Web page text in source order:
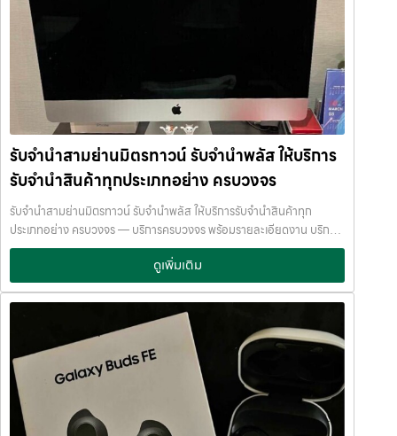
Pixel ได้ค่ะ ปัจจัยที่ทำให้โทรศัพท์รับจำนำได้ราคาดี ก่อนนำมือถือมารับ
จำนำ ควรเช็กสิ่งเหล่านี้ค่ะ รุ่นใหม่หรือรุ่นเรือธง สภาพเครื่องดี หน้าจอไม่
แตก แบตไม่เสื่อมหนัก อุปกรณ์ครบ (กล่อง สาย ชาร์จ) ไม่ติดล็อก iCloud
/ Google Account ยิ่งสภาพดี ราคาจำนำก็ยิ่งสูงค่ะ รับจำนำโทรศัพท์ที่
JumnumPlus ดีอย่างไร ที่ JumnumPlus เราให้บริการ รับจำนำโทรศัพท์
ทุกแบรนด์ ทุกระบบ ✔ ประเมินราคาฟรี✔ ให้ราคาตามตลาดจริง✔ ไม่กด
ราคา✔…
JumnumPlus.com บริการรับจำนำที่เชื่อถือได้ในกรุงเทพฯ โทรศัพท์ มือ
ถือ โน้ตบุ๊ก เครื่องใช้ไฟฟ้า และสินทรัพย์มีค่าอื่น ๆ ทำไมเลือก รับจำนำพลัส
(JumnumPlus) เมื่อคุณต้องการเงินด่วน เราที่ รับจำนำพลัส ให้บริการรับ
จำนำสินค้าทุกประเภทอย่างครบวงจร — ไม่ว่าจะเป็น โทรศัพท์มือถือ
โน้ตบุ๊ก เครื่องใช้ไฟฟ้า หรือ สินทรัพย์มีค่าอื่น ๆ — พร้อมประเมินราคาอย่าง
เป็นธรรม ให้ราคาสูง และจ่ายเงินสดรวดเร็วภายในไม่กี่นาที เรามีมาตรฐาน
การให้บริการที่ โปร่งใส ปลอดภัย เชื่อถือได้ การดูแลสินค้าทุกชิ้นอย่างดี
ภายในสถานที่ที่มีระบบรักษาความปลอดภัยครบครัน ทีมงานเชี่ยวชาญ
พร้อมให้คำปรึกษาอย่างมืออาชีพ คุณได้รับเงินจริงทันที ไม่ต้องรอนาน การ
บริการของเราออกแบบมาเพื่อตอบโจทย์ลูกค้าที่ต้องการเงินด่วนโดยไม่
ต้องขายสินทรัพย์ เราเข้าใจความรู้สึกของลูกค้า เรารักษาความลับ และ
พยายามให้บริการด้วยความอ่อนโยน สุจริต และไว้วางใจได้ พื้นที่บริการ
ของ รับจำนำพลัส เพื่อให้ครอบคลุมกลุ่มลูกค้าในหลายเขตกรุงเทพฯ เรามี
จุดบริการในหลายพื้นที่สำคัญดังนี้: เขต ลาดพร้าว เขต แจ้งวัฒนะ เขต สีลม
เขต รัชดา เขต บางแค เขต รามอินทรา เขต บางนา ไม่ว่าคุณอยู่ในซอย
ลาดพร้าวโชคชัย4 ลาดปลาเค้า รัชดาซอย หรือใกล้แยกสีลม ช่องนนทรี
บางนา เมกาบางนา บางแค เดอะมอลล์บางแค รามอินทรา กม.8 หรือใกล้
โชว์รูมแจ้งวัฒนะ — เราพร้อมให้บริการถึงที่ บริการรับจำนำสินค้าที่ให้
บริการ ที่ รับจำนำพลัส เรามีบริการครอบคลุมหลากหลายประเภทสินค้าที่
ลูกค้าต้องการจำนำ ดังนี้: รับจำนำ โทรศัพท์มือถือ / สมาร์ตโฟน (iPhone,
Samsung, Huawei, Oppo ฯลฯ) รับจำนำ โน้ตบุ๊ก / คอมพิวเตอร์ /
แล็ปท็อป รับจำนำ แท็บเล็ต / iPad รับจำนำ เครื่องใช้ไฟฟ้าเล็ก / เครื่องใช้
ไฟฟ้าภายในบ้าน รับจำนำ กล้องถ่ายรูป / กล้องดิจิตอล / อุปกรณ์ถ่ายภาพ
รับจำนำสามย่านมิตรทาวน์ รับจำนำพลัส ให้บริการ
รับจำนำสินค้าทุกประเภทอย่าง ครบวงจร
รับจำนำสามย่านมิตรทาวน์ รับจำนำพลัส ให้บริการรับจำนำสินค้าทุก
ประเภทอย่าง ครบวงจร — บริการครบวงจร พร้อมรายละเอียดงาน บริการ
รับจำนำสินค้าไอทีทุกชนิด พร้อมให้บริการในเขต ลาดพร้าว แจ้งวัฒนะ สีลม
รัชดา บางแค รามอินทรา บางนา ด้วยมาตรฐาน รวดเร็ว ปลอดภัย ให้ราคา
สูง รับจำนำสามย่านมิตรทาวน์ — รับจำนำพลัส ให้บริการรับจำนำสินค้าทุก
ประเภทอย่าง ครบวงจร รับจำนำสามย่านมิตรทาวน์ รับจำนำพลัส ให้บริการ
รับจำนำสินค้าทุกประเภทอย่าง ครบวงจร จ่ายเงินสดทันที ไม่รอนาน รับ
จำนำสามย่านมิตรทาวน์ จ่ายเงินสดทันที ไม่รอนาน จำนำพลัส
JumnumPlus.com บริการรับจำนำที่เชื่อถือได้ในกรุงเทพฯ โทรศัพท์ มือ
ถือ โน้ตบุ๊ก เครื่องใช้ไฟฟ้า และสินทรัพย์มีค่าอื่น ๆ ทำไมเลือก รับจำนำพลัส
(JumnumPlus) เมื่อคุณต้องการเงินด่วน เราที่ รับจำนำพลัส ให้บริการรับ
จำนำสินค้าทุกประเภทอย่างครบวงจร — ไม่ว่าจะเป็น โทรศัพท์มือถือ
ดูเพิ่มเติม